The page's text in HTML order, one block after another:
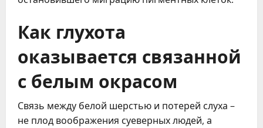
Как глухота
оказывается связанной
с белым окрасом
Связь между белой шерстью и потерей слуха –
не плод воображения суеверных людей, а